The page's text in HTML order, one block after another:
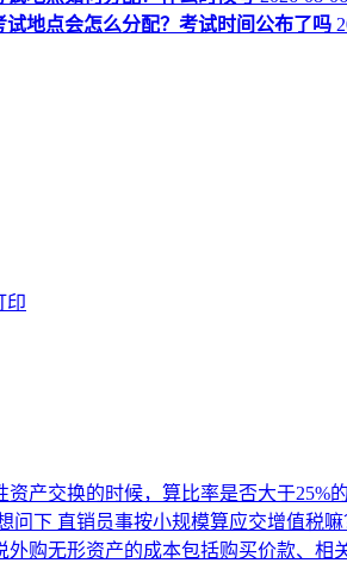
试地点会怎么分配？考试时间公布了吗
印
资产交换的时候，算比率是否大于25%
问下 直销员事按小规模算应交增值税嘛
外购无形资产的成本包括购买价款、相